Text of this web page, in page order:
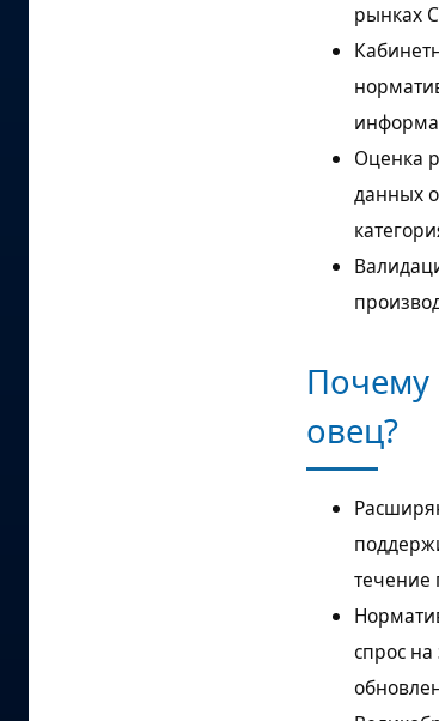
рынках
Оценка
данных
Почему
овец?
течение
спрос